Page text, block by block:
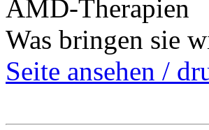
AMD-Therapien
Was bringen sie
Seite ansehen /